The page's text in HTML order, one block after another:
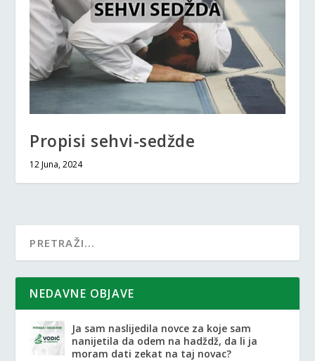
Propisi sehvi-sedžde
12 Juna, 2024
NEDAVNE OBJAVE
Ja sam naslijedila novce za koje sam
nanijetila da odem na hadždž, da li ja
moram dati zekat na taj novac?